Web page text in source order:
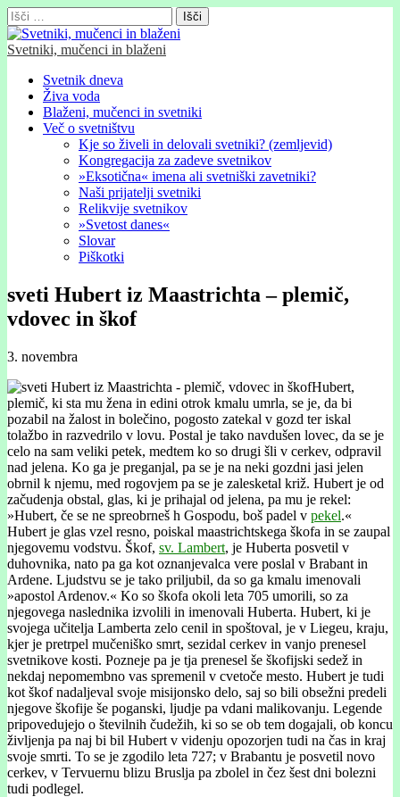
Išči:
Svetniki, mučenci in blaženi
Glavni
meni
Skip
content
Svetnik dneva
Živa voda
Blaženi, mučenci in svetniki
Več o svetništvu
Kje so živeli in delovali svetniki? (zemljevid)
Kongregacija za zadeve svetnikov
»Eksotična« imena ali svetniški zavetniki?
Naši prijatelji svetniki
Relikvije svetnikov
»Svetost danes«
Slovar
Piškotki
sveti Hubert iz Maastrichta – plemič,
vdovec in škof
3. novembra
Hubert,
plemič, ki sta mu žena in edini otrok kmalu umrla, se je, da bi
pozabil na žalost in bolečino, pogosto zatekal v gozd ter iskal
tolažbo in razvedrilo v lovu. Postal je tako navdušen lovec, da se je
celo na sam veliki petek, medtem ko so drugi šli v cerkev, odpravil
nad jelena. Ko ga je preganjal, pa se je na neki gozdni jasi jelen
obrnil k njemu, med rogovjem pa se je zalesketal križ. Hubert je od
začudenja obstal, glas, ki je prihajal od jelena, pa mu je rekel:
»Hubert, če se ne spreobrneš h Gospodu, boš padel v pekel.«
Hubert je glas vzel resno, poiskal maastrichtskega škofa in se zaupal
njegovemu vodstvu. Škof, sv. Lambert, je Huberta posvetil v
duhovnika, nato pa ga kot oznanjevalca vere poslal v Brabant in
Ardene. Ljudstvu se je tako priljubil, da so ga kmalu imenovali
»apostol Ardenov.« Ko so škofa okoli leta 705 umorili, so za
njegovega naslednika izvolili in imenovali Huberta. Hubert, ki je
svojega učitelja Lamberta zelo cenil in spoštoval, je v Liegeu, kraju,
kjer je pretrpel mučeniško smrt, sezidal cerkev in vanjo prenesel
svetnikove kosti. Pozneje pa je tja prenesel še škofijski sedež in
nekdaj nepomembno vas spremenil v cvetoče mesto. Hubert je tudi
kot škof nadaljeval svoje misijonsko delo, saj so bili obsežni predeli
njegove škofije še poganski, ljudje pa vdani malikovanju. Legende
pripovedujejo o številnih čudežih, ki so se ob tem dogajali, ob koncu
življenja pa naj bi bil Hubert v videnju opozorjen tudi na čas in kraj
svoje smrti. To se je zgodilo leta 727; v Brabantu je posvetil novo
cerkev, v Tervuernu blizu Bruslja pa zbolel in čez šest dni bolezni
tudi podlegel.